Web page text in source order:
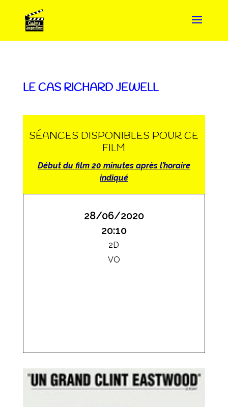
LE CAS RICHARD JEWELL
SÉANCES DISPONIBLES POUR CE
FILM
Début du film 20 minutes après l’horaire
indiqué
28/06/2020
20:10
2D
VO